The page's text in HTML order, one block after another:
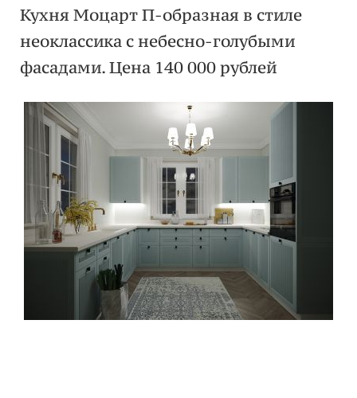
Кухня Моцарт П-образная в стиле
неоклассика с небесно-голубыми
фасадами. Цена 140 000 рублей